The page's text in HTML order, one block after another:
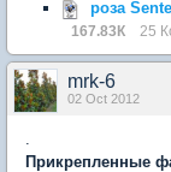
роза
167.83К 25
mrk-6
02 Oct 2012
.
Прикрепленные